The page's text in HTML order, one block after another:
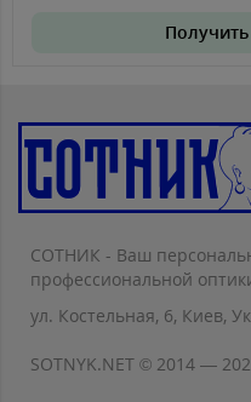
СОТНИК - Ваш
профессиональной
ул. Костельная, 6, Киев,
SOTNYK.NET © 2014 —